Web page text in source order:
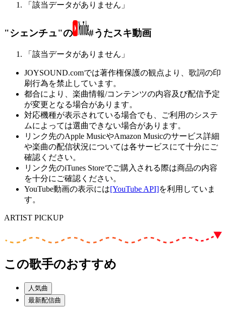
「該当データがありません」
"シェンチュ"の #うたスキ動画
「該当データがありません」
JOYSOUND.comでは著作権保護の観点より、歌詞の印
刷行為を禁止しています。
都合により、楽曲情報/コンテンツの内容及び配信予定
が変更となる場合があります。
対応機種が表示されている場合でも、ご利用のシステ
ムによっては選曲できない場合があります。
リンク先のApple MusicやAmazon Musicのサービス詳細
や楽曲の配信状況については各サービスにて十分にご
確認ください。
リンク先のiTunes Storeでご購入される際は商品の内容
を十分にご確認ください。
YouTube動画の表示には[YouTube API]を利用していま
す。
ARTIST PICKUP
この歌手のおすすめ
人気曲
最新配信曲